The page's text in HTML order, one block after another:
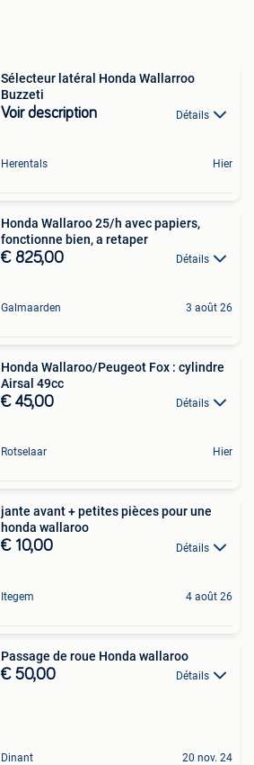
Sélecteur latéral Honda Wallarroo
Buzzeti
Voir description Détails
Herentals Hier
Honda Wallaroo 25/h avec papiers,
fonctionne bien, a retaper
€ 825,00 Détails
Galmaarden 3 août 26
Honda Wallaroo/Peugeot Fox : cylindre
Airsal 49cc
€ 45,00 Détails
Rotselaar Hier
jante avant + petites pièces pour une
honda wallaroo
€ 10,00 Détails
Itegem 4 août 26
Passage de roue Honda wallaroo
€ 50,00 Détails
Dinant 20 nov. 24